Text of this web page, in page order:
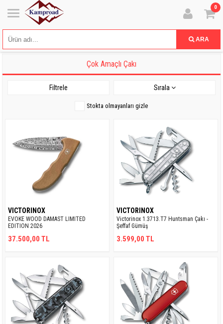
0
ARA
Çok Amaçlı Çakı
Filtrele Sırala
Stokta olmayanları gizle
VICTORINOX
EVOKE WOOD DAMAST LIMITED
EDITION 2026
37.500,00 TL
VICTORINOX
Victorinox 1.3713.T7 Huntsman Çakı -
Şeffaf Gümüş
3.599,00 TL